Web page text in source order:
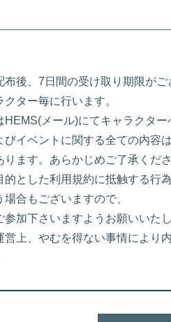
布後、7日間の受け取り期限がご
ター毎に行います。
HEMS(メール)にてキャラクター
びイベントに関する全ての内容
ます。あらかじめご了承くださ
的とした利用規約に抵触する行
合もございますので、
加下さいますようお願いいたし
上、やむを得ない事情により